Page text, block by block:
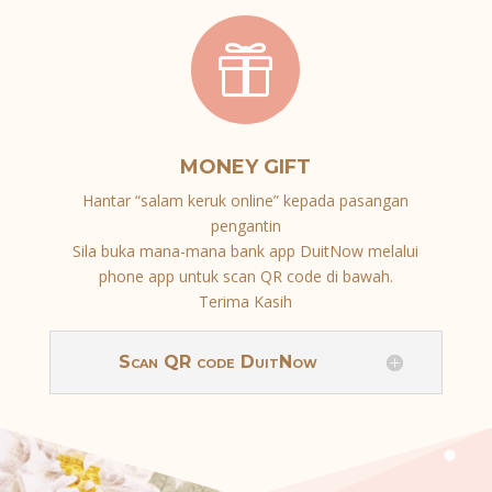

MONEY GIFT
Hantar “salam keruk online” kepada pasangan
pengantin
Sila buka mana-mana bank app DuitNow melalui
phone app untuk scan QR code di bawah.
Terima Kasih
Scan QR code DuitNow